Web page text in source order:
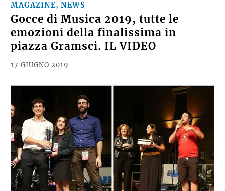
MAGAZINE, NEWS
Gocce di Musica 2019, tutte le
emozioni della finalissima in
piazza Gramsci. IL VIDEO
17 GIUGNO 2019